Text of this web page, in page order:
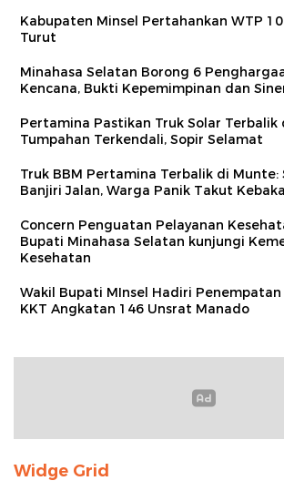
Kabupaten Minsel Pertahankan WTP
Turut
Minahasa Selatan Borong 6
Kencana, Bukti Kepemimpinan dan
Pertamina Pastikan Truk Solar Terbalik
Tumpahan Terkendali, Sopir Selamat
Truk BBM Pertamina Terbalik di Munte:
Banjiri Jalan, Warga Panik Takut
Concern Penguatan Pelayanan
Bupati Minahasa Selatan kunjungi
Kesehatan
Wakil Bupati MInsel Hadiri Penempatan
KKT Angkatan 146 Unsrat Manado
Widge Grid